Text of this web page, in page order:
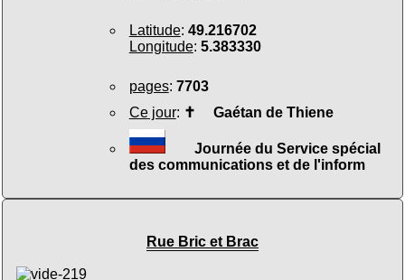
Latitude: 49.216702
Longitude: 5.383330
pages: 7703
Ce jour: ✝ Gaétan de Thiene
Journée du Service spécial
des communications et de l'inform
Rue Bric et Brac